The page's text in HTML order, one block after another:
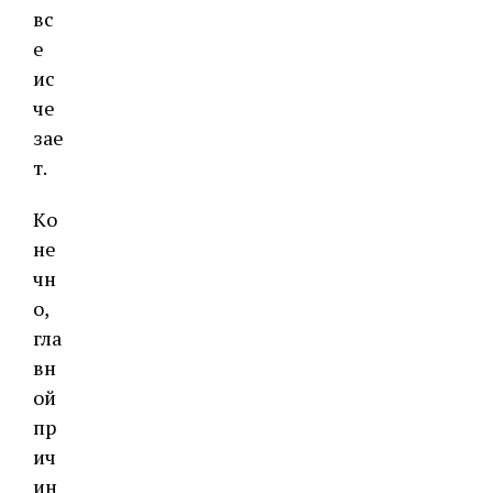
вc
e
иc
чe
зae
т.
Кo
нe
чн
o,
глa
вн
oй
пр
ич
ин